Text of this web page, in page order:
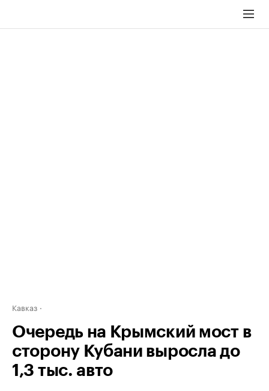
Кавказ
Очередь на Крымский мост в
сторону Кубани выросла до
1,3 тыс. авто